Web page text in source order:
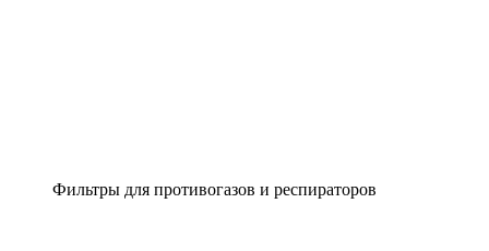
Фильтры для противогазов и респираторов